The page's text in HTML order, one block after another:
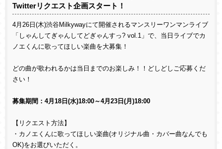
Twitterリクエスト企画スタート！
4月26日(木)渋谷Milkywayにて開催されるマンスリーワンマンライブ
「しゃんしてぎゃんしてどぎゃんすっ? vol.1」で、当日ライブでカ
ノエくんに歌ってほしい楽曲を大募集！
どの曲が歌われるかは当日までのお楽しみ！！どしどしご応募くだ
さい！
募集期間：4月18日(水)18:00～4月23日(月)18:00
【リクエスト方法】
・カノエくんに歌ってほしい楽曲(オリジナル曲・カバー曲なんでも
OK)をお選びいただく。